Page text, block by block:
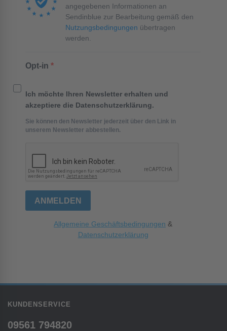
angegebenen Informationen an
Sendinblue zur Bearbeitung gemäß den
Nutzungsbedingungen übertragen
werden.
Opt-in
Ich möchte Ihren Newsletter erhalten und
akzeptiere die Datenschutzerklärung.
Sie können den Newsletter jederzeit über den Link in
unserem Newsletter abbestellen.
ANMELDEN
Allgemeine Geschäftsbedingungen &
Datenschutzerklärung
KUNDENSERVICE
09561 794820